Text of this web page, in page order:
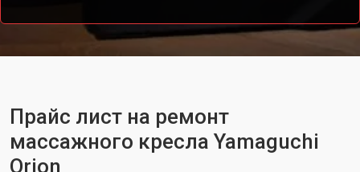
Прайс лист на ремонт
массажного кресла Yamaguchi
Orion